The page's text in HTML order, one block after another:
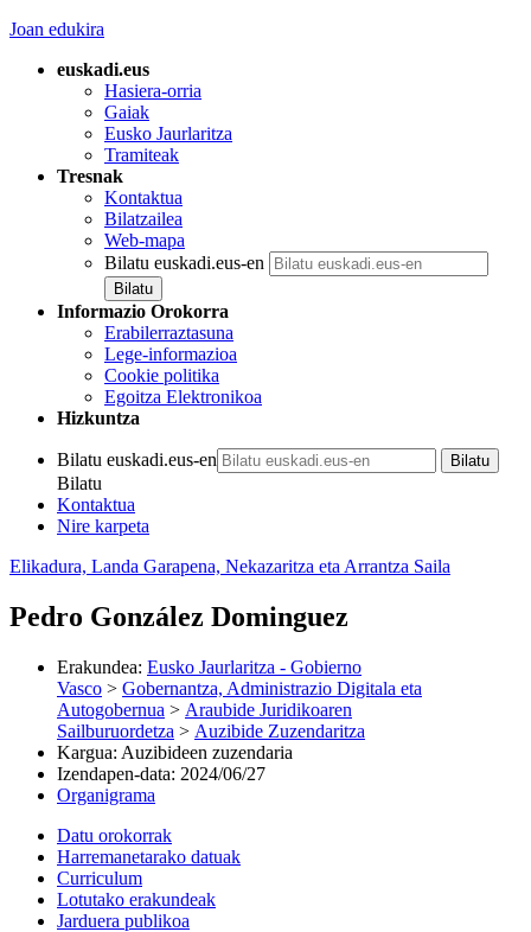
Joan edukira
euskadi.eus
Hasiera-orria
Gaiak
Eusko Jaurlaritza
Tramiteak
Tresnak
Kontaktua
Bilatzailea
Web-mapa
Bilatu euskadi.eus-en
Informazio Orokorra
Erabilerraztasuna
Lege-informazioa
Cookie politika
Egoitza Elektronikoa
Hizkuntza
Bilatu euskadi.eus-en
Bilatu
Kontaktua
Nire karpeta
Elikadura, Landa Garapena, Nekazaritza eta Arrantza Saila
Pedro González Dominguez
Erakundea: Eusko Jaurlaritza - Gobierno
Vasco > Gobernantza, Administrazio Digitala eta
Autogobernua > Araubide Juridikoaren
Sailburuordetza > Auzibide Zuzendaritza
Kargua: Auzibideen zuzendaria
Izendapen-data: 2024/06/27
Organigrama
Datu orokorrak
Harremanetarako datuak
Curriculum
Lotutako erakundeak
Jarduera publikoa